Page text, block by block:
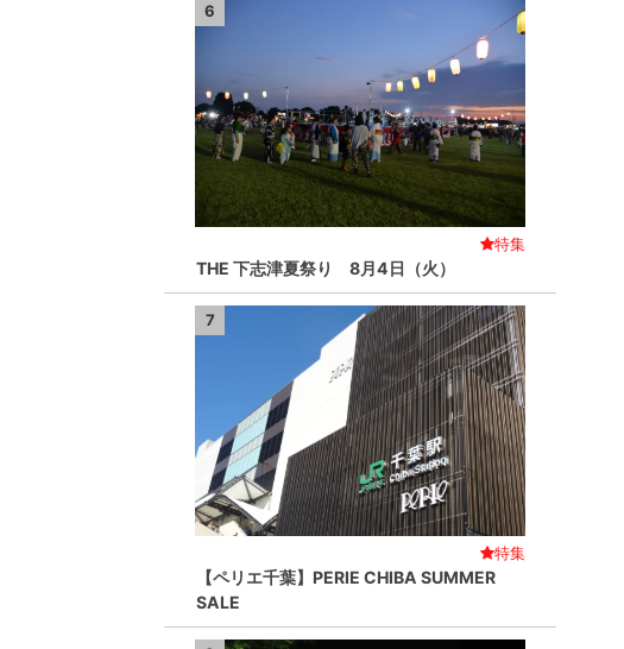
6
特集
THE 下志津夏祭り 8月4日（火）
7
特集
【ペリエ千葉】PERIE CHIBA SUMMER
SALE